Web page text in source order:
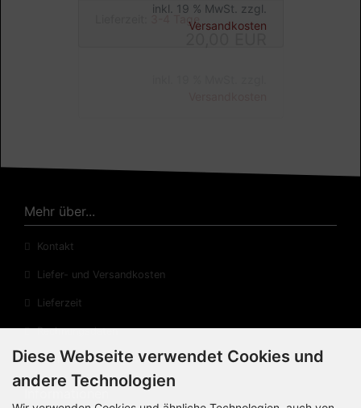
inkl. 19 % MwSt. zzgl.
Versandkosten
Details
Mehr über...
Diese Webseite verwendet Cookies und
andere Technologien